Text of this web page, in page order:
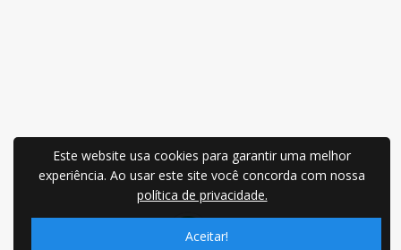
Este website usa cookies para garantir uma melhor
experiência. Ao usar este site você concorda com nossa
política de privacidade.
Aceitar!